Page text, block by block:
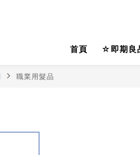
首頁 ☆即期良
職業用髮品